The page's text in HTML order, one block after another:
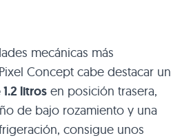
mecánicas más
Concept cabe destacar un
litros en posición trasera,
de bajo rozamiento y una
consigue unos